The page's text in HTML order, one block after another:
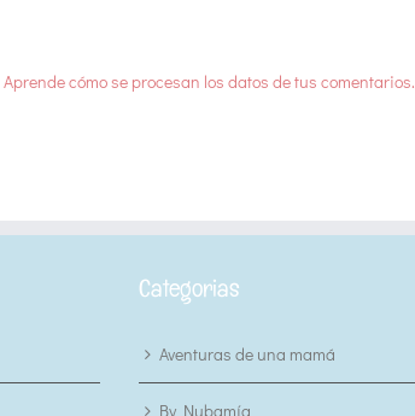
Aprende cómo se procesan los datos de tus comentarios.
Categorias
Aventuras de una mamá
By Nubamía